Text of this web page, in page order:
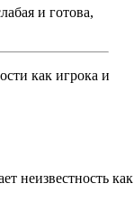
и готова,
как игрока и
неизвестность как